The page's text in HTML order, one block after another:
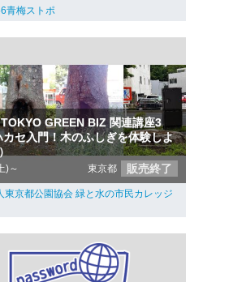
青梅ストポ
GREEN BIZ 関連講座3
セ入門！木のふしぎを体験しよ
)～ 東京都 販売終了
東京都公園協会 緑と水の市民カレッジ